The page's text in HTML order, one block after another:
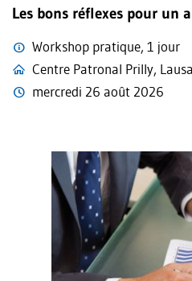
Les bons réflexes pour un
Workshop pratique, 1 jour
Centre Patronal Prilly,
mercredi 26 août 2026